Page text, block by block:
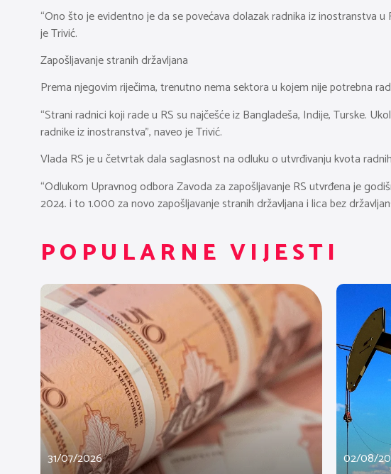
“Ono što je evidentno je da se povećava dolazak radnika iz inostranstva
je Trivić.
Zapošljavanje stranih državljana
Prema njegovim riječima, trenutno nema sektora u kojem nije potrebna
“Strani radnici koji rade u RS su najčešće iz Bangladeša, Indije, Turske.
radnike iz inostranstva”, naveo je Trivić.
Vlada RS je u četvrtak dala saglasnost na odluku o utvrđivanju kvota
“Odlukom Upravnog odbora Zavoda za zapošljavanje RS utvrđena je
2024. i to 1.000 za novo zapošljavanje stranih državljana i lica bez
POPULARNE VIJESTI
31/07/2026 02/08/